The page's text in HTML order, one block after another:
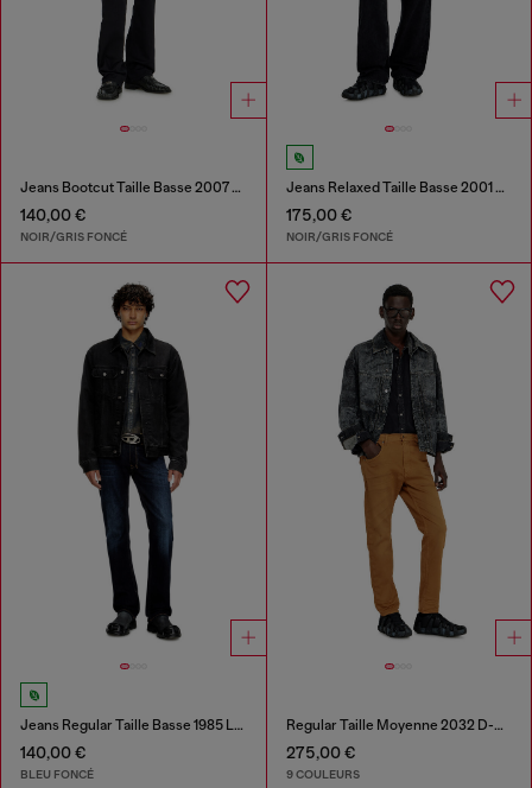
Jeans Bootcut Taille Basse 2007 Zatiny
140,00 €
NOIR/GRIS FONCÉ
Jeans Relaxed Taille Basse 2001 D-Macro
175,00 €
NOIR/GRIS FONCÉ
Jeans Regular Taille Basse 1985 Larkee
140,00 €
BLEU FONCÉ
Regular Taille Moyenne 2032 D-Krooley-BW Joggjeans®
275,00 €
9 COULEURS